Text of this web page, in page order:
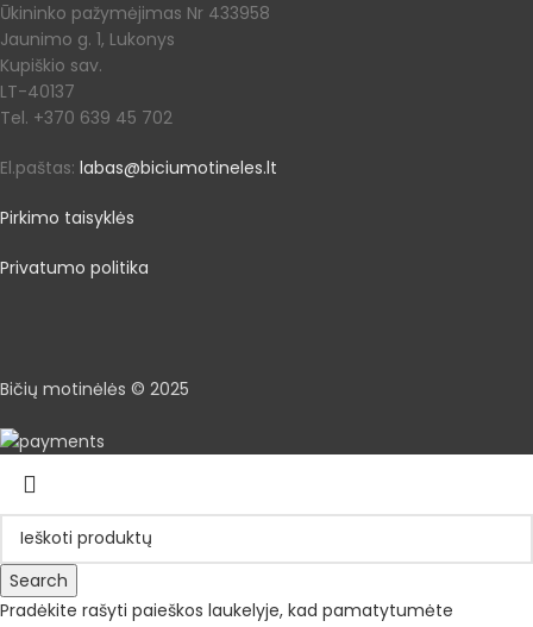
Ūkininko pažymėjimas Nr 433958
Jaunimo g. 1, Lukonys
Kupiškio sav.
LT-40137
Tel. +370 639 45 702
El.paštas: labas@biciumotineles.lt
Pirkimo taisyklės
Privatumo politika
Bičių motinėlės © 2025
Search
Pradėkite rašyti paieškos laukelyje, kad pamatytumėte